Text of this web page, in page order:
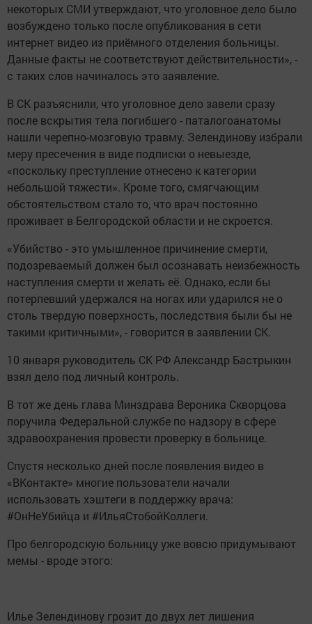
некоторых СМИ утверждают, что уголовное дело было
возбуждено только после опубликования в сети
интернет видео из приёмного отделения больницы.
Данные факты не соответствуют действительности», -
с таких слов начиналось это заявление.
В СК разъяснили, что уголовное дело завели сразу
после вскрытия тела погибшего - паталогоанатомы
нашли черепно-мозговую травму. Зелендинову избрали
меру пресечения в виде подписки о невыезде,
«поскольку преступление отнесено к категории
небольшой тяжести». Кроме того, смягчающим
обстоятельством стало то, что врач постоянно
проживает в Белгородской области и не скроется.
«Убийство - это умышленное причинение смерти,
подозреваемый должен был осознавать неизбежность
наступления смерти и желать её. Однако, если бы
потерпевший удержался на ногах или ударился не о
столь твердую поверхность, последствия были бы не
такими критичными», - говорится в заявлении СК.
10 января руководитель СК РФ Александр Бастрыкин
взял дело под личный контроль.
В тот же день глава Минздрава Вероника Скворцова
поручила Федеральной службе по надзору в сфере
здравоохранения провести проверку в больнице.
Спустя несколько дней после появления видео в
«ВКонтакте» многие пользователи начали
использовать хэштеги в поддержку врача:
#ОнНеУбийца и #ИльяСтобойКоллеги.
Про белгородскую больницу уже вовсю придумывают
мемы - вроде этого:
Илье Зелендинову грозит до двух лет лишения